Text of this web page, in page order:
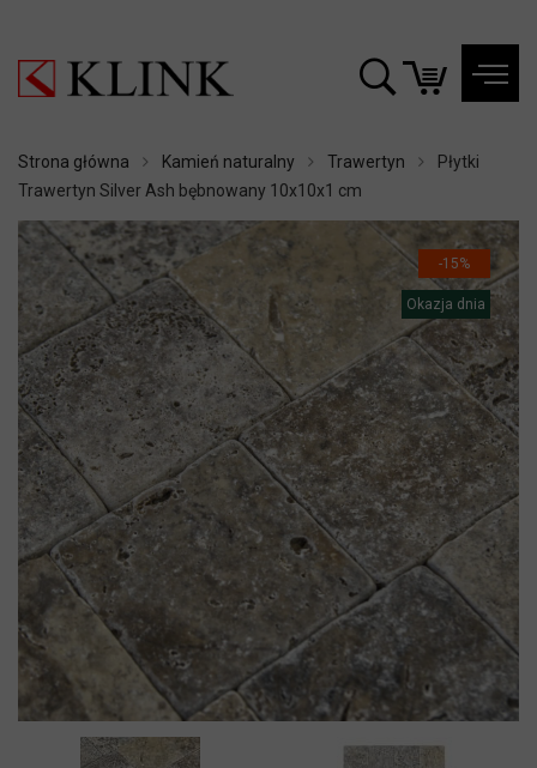
Strona główna Kamień naturalny Trawertyn
Płytki
Trawertyn Silver Ash bębnowany 10x10x1 cm
-15%
Okazja dnia